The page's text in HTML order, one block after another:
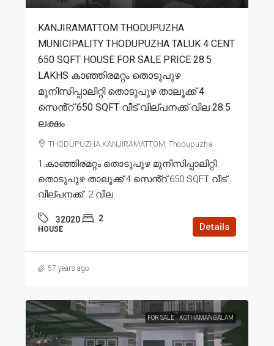
KANJIRAMATTOM THODUPUZHA
MUNICIPALITY THODUPUZHA TALUK 4 CENT
650 SQFT HOUSE FOR SALE PRICE 28.5
LAKHS കാഞ്ഞിരമറ്റം തൊടുപുഴ
മുനിസിപ്പാലിറ്റി തൊടുപുഴ താലൂക്ക് 4
സെൻ്റ് 650 SQFT വീട് വില്പനക്ക് വില 28.5
ലക്ഷം
THODUPUZHA,KANJIRAMATTOM, Thodupuzha
1.കാഞ്ഞിരമറ്റം തൊടുപുഴ മുനിസിപ്പാലിറ്റി
തൊടുപുഴ താലൂക്ക് 4 സെൻ്റ് 650 SQFT വീട്
വില്പനക്ക്. 2.വില...
32020 2
HOUSE Details
57 years ago
FOR SALE KOTHAMANGALAM